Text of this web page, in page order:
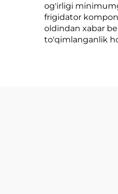
og'irligi
frigidator
oldindan xabar
to'qimlanganlik